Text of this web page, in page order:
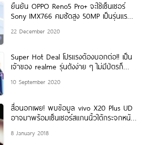
ยืนยัน OPPO Reno5 Pro+ จะใช้เซ็นเซอร์
Sony IMX766 คมชัดสูง 50MP เป็นรุ่นแรก
22 December 2020
Super Hot Deal โปรแรงต้องบอกต่อ!! เป็น
เจ้าของ realme รุ่นดังง่าย ๆ ไม่มีบัตรก็
10 September 2020
สื่อนอกเผย! พบข้อมูล vivo X20 Plus UD
อาจมาพร้อมเซ็นเซอร์สแกนนิ้วใต้กระจกหน้า
8 January 2018